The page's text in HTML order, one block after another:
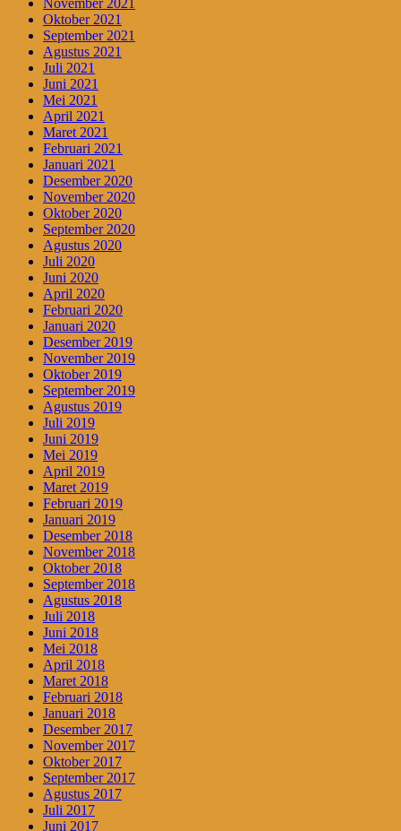
Oktober 2021
September 2021
Agustus 2021
Juli 2021
Juni 2021
Mei 2021
April 2021
Maret 2021
Februari 2021
Januari 2021
Desember 2020
November 2020
Oktober 2020
September 2020
Agustus 2020
Juli 2020
Juni 2020
April 2020
Februari 2020
Januari 2020
Desember 2019
November 2019
Oktober 2019
September 2019
Agustus 2019
Juli 2019
Juni 2019
Mei 2019
April 2019
Maret 2019
Februari 2019
Januari 2019
Desember 2018
November 2018
Oktober 2018
September 2018
Agustus 2018
Juli 2018
Juni 2018
Mei 2018
April 2018
Maret 2018
Februari 2018
Januari 2018
Desember 2017
November 2017
Oktober 2017
September 2017
Agustus 2017
Juli 2017
Juni 2017